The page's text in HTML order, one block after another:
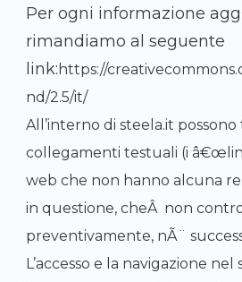
Per ogni informazione
rimandiamo al seguente
link: https://
nd/2.5/it/
All’interno di steela.it possono
collegamenti testuali (i
web che non hanno alcuna
in questione, cheÂ non
preventivamente, nÃ¨
L’accesso e la navigazione nel